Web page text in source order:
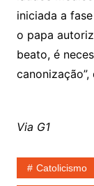
iniciada a
o papa
beato, é
Via G1
Catolicismo